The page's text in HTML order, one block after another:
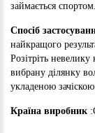
займається спортом.
Спосіб
найкращого
Розітріть
вибрану ділянку
укладеною
Країна виробник